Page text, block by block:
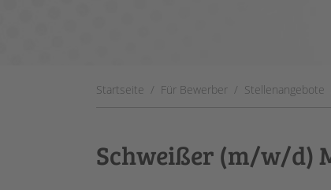
Startseite Für Bewerber Stellenangebote
Schweißer (m/w/d)